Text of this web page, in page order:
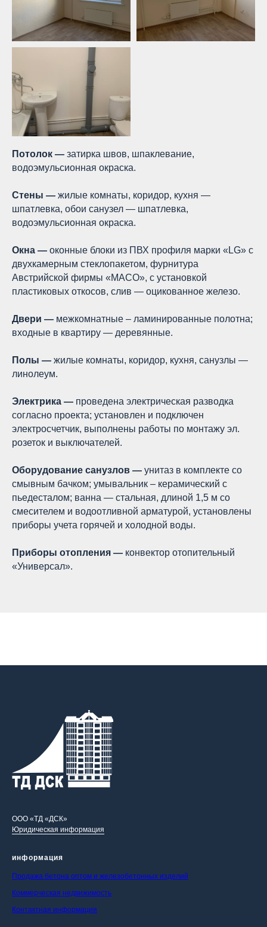
Потолок — затирка швов, шпаклевание,
водоэмульсионная окраска.
Стены — жилые комнаты, коридор, кухня —
шпатлевка, обои санузел — шпатлевка,
водоэмульсионная окраска.
Окна — оконные блоки из ПВХ профиля марки «LG» с
двухкамерным стеклопакетом, фурнитура
Австрийской фирмы «МАСО», с установкой
пластиковых откосов, слив — оцикованное железо.
Двери — межкомнатные – ламинированные полотна;
входные в квартиру — деревянные.
Полы — жилые комнаты, коридор, кухня, санузлы —
линолеум.
Электрика — проведена электрическая разводка
согласно проекта; установлен и подключен
электросчетчик, выполнены работы по монтажу эл.
розеток и выключателей.
Оборудование санузлов — унитаз в комплекте со
смывным бачком; умывальник – керамический с
пьедесталом; ванна — стальная, длиной 1,5 м со
смесителем и водоотливной арматурой, установлены
приборы учета горячей и холодной воды.
Приборы отопления — конвектор отопительный
«Универсал».
ООО «ТД «ДСК»
Юридическая информация
информация
Продажа бетона оптом и железобетонных изделий
Коммерческая недвижимость
Контактная информация